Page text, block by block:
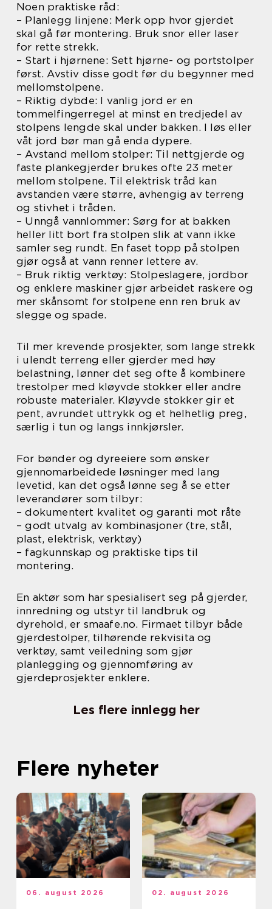
Noen praktiske råd:
– Planlegg linjene: Merk opp hvor gjerdet
skal gå før montering. Bruk snor eller laser
for rette strekk.
– Start i hjørnene: Sett hjørne- og portstolper
først. Avstiv disse godt før du begynner med
mellomstolpene.
– Riktig dybde: I vanlig jord er en
tommelfingerregel at minst en tredjedel av
stolpens lengde skal under bakken. I løs eller
våt jord bør man gå enda dypere.
– Avstand mellom stolper: Til nettgjerde og
faste plankegjerder brukes ofte 23 meter
mellom stolpene. Til elektrisk tråd kan
avstanden være større, avhengig av terreng
og stivhet i tråden.
– Unngå vannlommer: Sørg for at bakken
heller litt bort fra stolpen slik at vann ikke
samler seg rundt. En faset topp på stolpen
gjør også at vann renner lettere av.
– Bruk riktig verktøy: Stolpeslagere, jordbor
og enklere maskiner gjør arbeidet raskere og
mer skånsomt for stolpene enn ren bruk av
slegge og spade.
Til mer krevende prosjekter, som lange strekk
i ulendt terreng eller gjerder med høy
belastning, lønner det seg ofte å kombinere
trestolper med kløyvde stokker eller andre
robuste materialer. Kløyvde stokker gir et
pent, avrundet uttrykk og et helhetlig preg,
særlig i tun og langs innkjørsler.
For bønder og dyreeiere som ønsker
gjennomarbeidede løsninger med lang
levetid, kan det også lønne seg å se etter
leverandører som tilbyr:
– dokumentert kvalitet og garanti mot råte
– godt utvalg av kombinasjoner (tre, stål,
plast, elektrisk, verktøy)
– fagkunnskap og praktiske tips til
montering.
En aktør som har spesialisert seg på gjerder,
innredning og utstyr til landbruk og
dyrehold, er smaafe.no. Firmaet tilbyr både
gjerdestolper, tilhørende rekvisita og
verktøy, samt veiledning som gjør
planlegging og gjennomføring av
gjerdeprosjekter enklere.
Les flere innlegg her
Flere nyheter
06. august 2026 02. august 2026